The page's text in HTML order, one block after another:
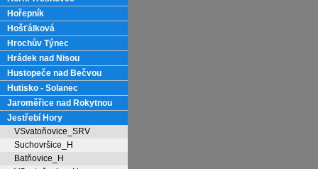
Hořepník
Hošťálková
Hrochův Týnec
Hrádek nad Nisou
Hustopeče nad Bečvou
Hutisko - Solanec
Jaroměřice nad Rokytnou
Jestřebí Hory
VSvatoňovice_SRV
Suchovršice_H
Batňovice_H